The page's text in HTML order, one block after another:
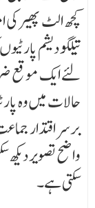
کچھ الٹ پھیر کی
تیلگو دیشم
لئے ایک موقع
حالات میں وہ
برسر اقتدار
واضح تصویر
سکتی ہے۔